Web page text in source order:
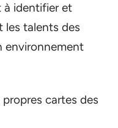
à identifier et
les talents des
environnement
cartes des